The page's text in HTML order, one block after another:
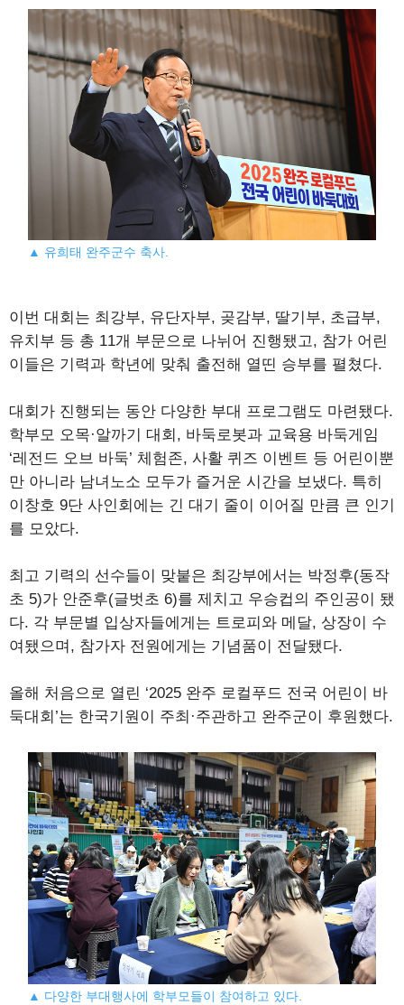
▲ 유희태 완주군수 축사.
이번 대회는 최강부, 유단자부, 곶감부, 딸기부, 초급부,
유치부 등 총 11개 부문으로 나뉘어 진행됐고, 참가 어린
이들은 기력과 학년에 맞춰 출전해 열띤 승부를 펼쳤다.
대회가 진행되는 동안 다양한 부대 프로그램도 마련됐다.
학부모 오목·알까기 대회, 바둑로봇과 교육용 바둑게임
‘레전드 오브 바둑’ 체험존, 사활 퀴즈 이벤트 등 어린이뿐
만 아니라 남녀노소 모두가 즐거운 시간을 보냈다. 특히
이창호 9단 사인회에는 긴 대기 줄이 이어질 만큼 큰 인기
를 모았다.
최고 기력의 선수들이 맞붙은 최강부에서는 박정후(동작
초 5)가 안준후(글벗초 6)를 제치고 우승컵의 주인공이 됐
다. 각 부문별 입상자들에게는 트로피와 메달, 상장이 수
여됐으며, 참가자 전원에게는 기념품이 전달됐다.
올해 처음으로 열린 ‘2025 완주 로컬푸드 전국 어린이 바
둑대회’는 한국기원이 주최·주관하고 완주군이 후원했다.
▲ 다양한 부대행사에 학부모들이 참여하고 있다.